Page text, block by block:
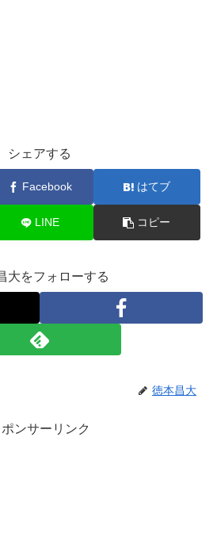
シェアする
Facebook はてブ
LINE コピー
大をフォローする
徳本昌大
ポンサーリンク